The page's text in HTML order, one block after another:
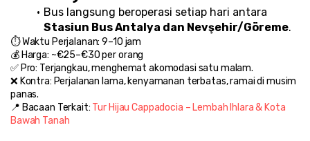
Stasiun Bus Antalya dan Nevşehir/Göreme.
⏱️ Waktu Perjalanan: 9–10 jam
💰 Harga: ~€25–€30 per orang
✅ Pro: Terjangkau, menghemat akomodasi satu malam.
❌ Kontra: Perjalanan lama, kenyamanan terbatas, ramai di musim
panas.
📍 Bacaan Terkait: Tur Hijau Cappadocia – Lembah Ihlara & Kota
Bawah Tanah